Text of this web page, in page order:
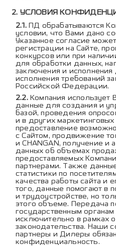
УСЛОВИЯ
ПД обрабатываются
условии, что Вами дано
Указанное согласие
регистрации на Сайте,
конкурсов или при
для обработки данных,
заключения и исполнения
исполнения требований
Российской Федерации.
Компания использует
данные для создания и
базой, проведения
и в других
предоставление
с Сайтом, продвижение
и CHANGAN, получение и
данных об объемах
предоставляемых
партнерами. Также
статистики по
качества работы сайта и
того, данные помогают в
и трудоустройстве, но
этого объеме. Передача
государственным
исключительно в рамках
законодательства. Наши
партнеры и Дилеры
конфиденциальность.